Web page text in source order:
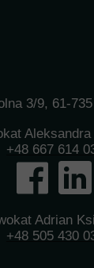
Aleksandra
+48 667 614
3/9, 61-
Adrian
+48 505 430